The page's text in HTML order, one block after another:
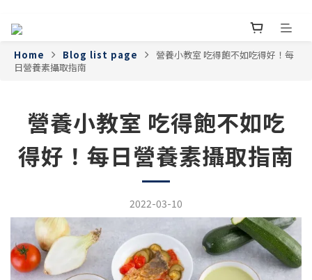
Home Blog list page
營養小教室 吃得飽不如吃得好！每
日營養素攝取指南
營養小教室 吃得飽不如吃
得好！每日營養素攝取指南
2022-03-10